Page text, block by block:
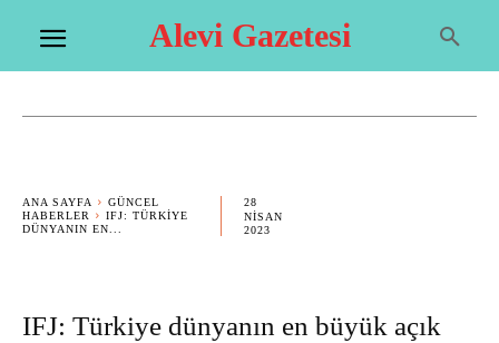
Alevi Gazetesi
ANA SAYFA
GÜNCEL
HABERLER
IFJ: TÜRKIYE
DÜNYANIN EN...
28
NISAN
2023
IFJ: Türkiye dünyanın en büyük açık